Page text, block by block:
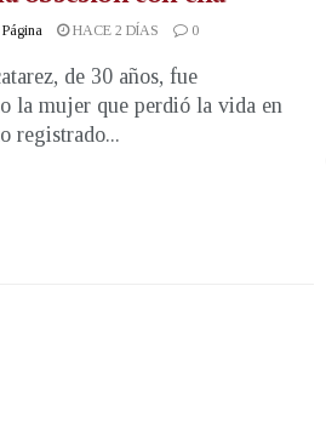
HACE 2 DÍAS 0
de 30 años, fue
la mujer que perdió la vida en
registrado...